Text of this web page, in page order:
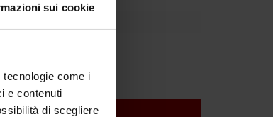
sui cookie
come i
e contenuti
di scegliere